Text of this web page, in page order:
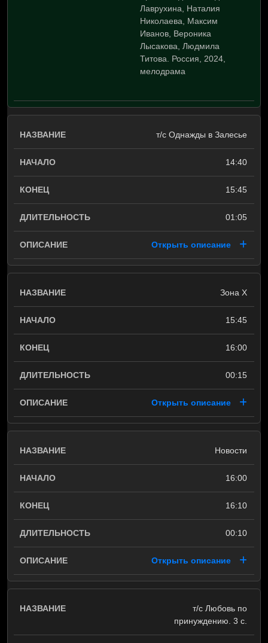
Лаврухина, Наталия
Николаева, Максим
Иванов, Вероника
Лысакова, Людмила
Титова. Россия, 2024,
мелодрама
т/с Однажды в Залесье
14:40
15:45
01:05
Открыть описание
Зона Х
15:45
16:00
00:15
Открыть описание
Новости
16:00
16:10
00:10
Открыть описание
т/с Любовь по
принуждению. 3 с.